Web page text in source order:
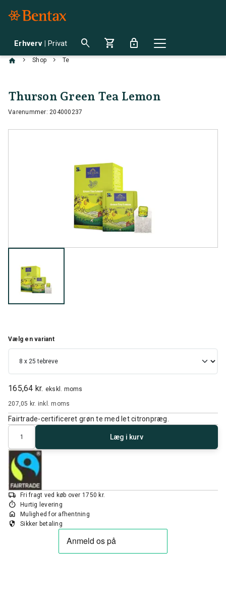
Erhverv | Privat search shopping_cart lock
chevron_right Shop chevron_right Te
Thurson Green Tea Lemon
Varenummer: 204000237
165,64 kr. ekskl. moms
207,05 kr. inkl. moms
Vælg en variant
Fairtrade-certificeret grøn te med let citronpræg.
Antal
Læg i kurv
local_shipping Fri fragt ved køb over 1750 kr.
timer Hurtig levering
home Mulighed for afhentning
security Sikker betaling